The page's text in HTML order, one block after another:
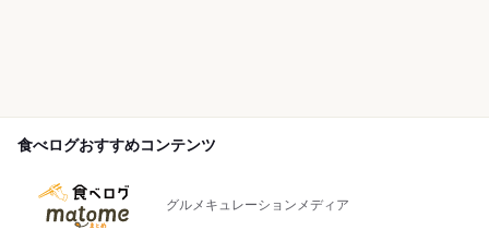
食べログおすすめコンテンツ
グルメキュレーションメディア